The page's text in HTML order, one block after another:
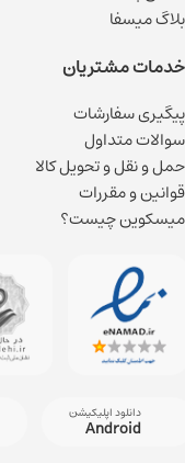
بلاگ میسفا
خدمات مشتریان
پیگیری سفارشات
سوالات متداول
حمل و نقل و تحویل کالا
قوانین و مقررات
میسکوین چیست؟
دانلود اپلیکیشن
Android